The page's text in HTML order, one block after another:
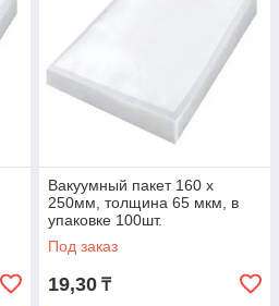
Вакуумный пакет 160 х
250мм, толщина 65 мкм, в
упаковке 100шт.
Под заказ
19,30 ₸